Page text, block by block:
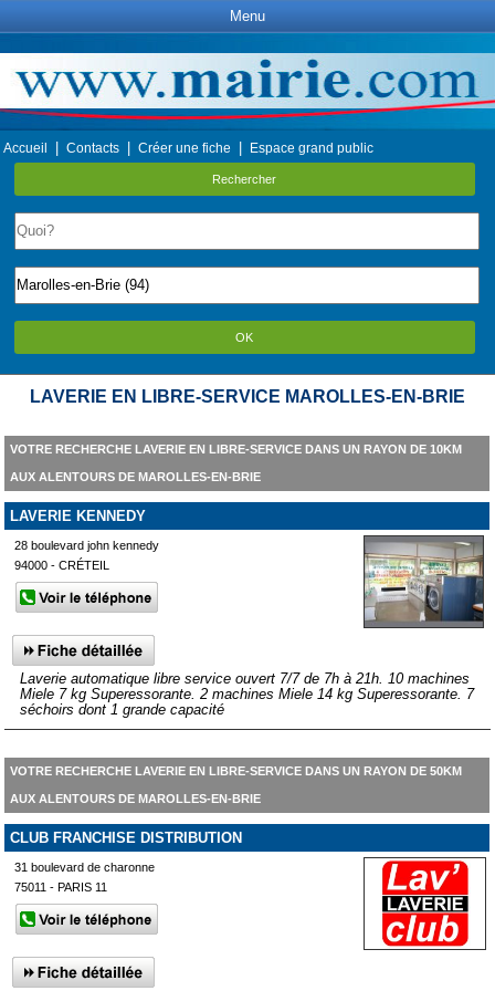
Menu
Accueil Contacts Créer une fiche Espace grand public
Rechercher
OK
LAVERIE EN LIBRE-SERVICE MAROLLES-EN-BRIE
VOTRE RECHERCHE LAVERIE EN LIBRE-SERVICE DANS UN RAYON DE 10KM
AUX ALENTOURS DE MAROLLES-EN-BRIE
LAVERIE KENNEDY
28 boulevard john kennedy
94000 - CRÉTEIL
Laverie automatique libre service ouvert 7/7 de 7h à 21h. 10 machines
Miele 7 kg Superessorante. 2 machines Miele 14 kg Superessorante. 7
séchoirs dont 1 grande capacité
VOTRE RECHERCHE LAVERIE EN LIBRE-SERVICE DANS UN RAYON DE 50KM
AUX ALENTOURS DE MAROLLES-EN-BRIE
CLUB FRANCHISE DISTRIBUTION
31 boulevard de charonne
75011 - PARIS 11